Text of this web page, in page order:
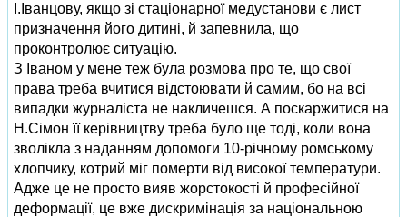
І.Іванцову, якщо зі стаціонарної медустанови є лист
призначення його дитині, й запевнила, що
проконтролює ситуацію.
З Іваном у мене теж була розмова про те, що свої
права треба вчитися відстоювати й самим, бо на всі
випадки журналіста не накличешся. А поскаржитися на
Н.Сімон її керівництву треба було ще тоді, коли вона
зволікла з наданням допомоги 10-річному ромському
хлопчику, котрий міг померти від високої температури.
Адже це не просто вияв жорстокості й професійної
деформації, це вже дискримінація за національною